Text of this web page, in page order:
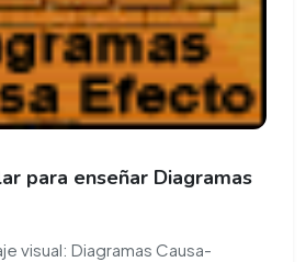
para enseñar Diagramas
visual: Diagramas Causa-